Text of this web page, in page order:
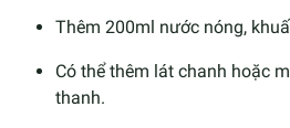
Thêm 200ml nước nóng,
Có thể thêm lát chanh hoặc
thanh.